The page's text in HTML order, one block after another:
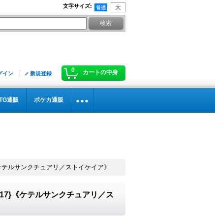
文字サイズ:
0 カートの中身
イン 新規登録
通販 ポケカ通販
ルサンクチュアリ／ストイケイア》
《ケテルサンクチュアリ／ス